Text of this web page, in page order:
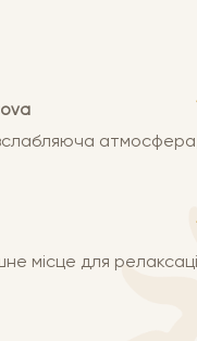
атмосфера,
місце для